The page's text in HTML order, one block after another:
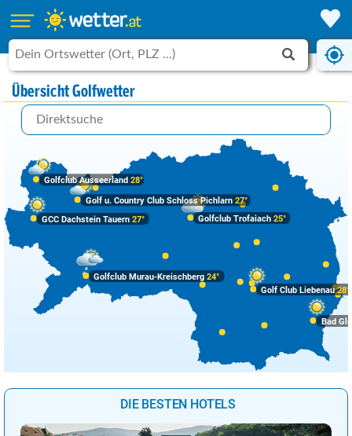
Übersicht Golfwetter
Golf u. Country Club Schloss Pichlarn27°
Golfclub Ausseerland 28°
Bad
Golf Club Liebenau28°
GCC Dachstein Tauern27°
Golfclub Murau-Kreischberg 24°
Golfclub Trofaiach 25°
DIE BESTEN HOTELS